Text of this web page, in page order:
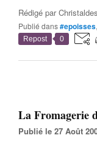
Rédigé par
Publié dans#epoisses,
Repost 0
La Fromagerie
Publié le 27 Août